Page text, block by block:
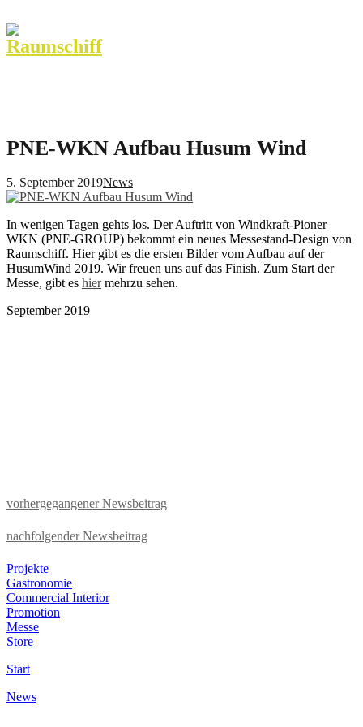
PNE-WKN Aufbau Husum Wind
5. September 2019News
In wenigen Tagen gehts los. Der Auftritt von Windkraft-Pioner
WKN (PNE-GROUP) bekommt ein neues Messestand-Design von
Raumschiff. Hier gibt es die ersten Bilder vom Aufbau auf der
HusumWind 2019. Wir freuen uns auf das Finish. Zum Start der
Messe, gibt es hiermehrzu sehen.
September 2019
vorhergegangener Newsbeitrag
nachfolgender Newsbeitrag
Projekte
Gastronomie
Commercial Interior
Promotion
Messe
Store
Start
News